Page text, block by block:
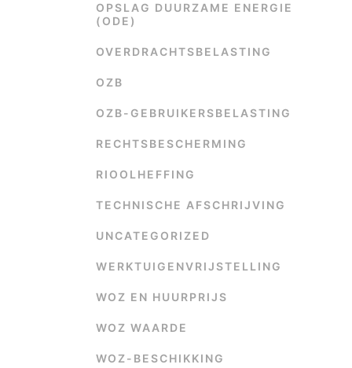
OPSLAG DUURZAME ENERGIE
(ODE)
OVERDRACHTSBELASTING
OZB
OZB-GEBRUIKERSBELASTING
RECHTSBESCHERMING
RIOOLHEFFING
TECHNISCHE AFSCHRIJVING
UNCATEGORIZED
WERKTUIGENVRIJSTELLING
WOZ EN HUURPRIJS
WOZ WAARDE
WOZ-BESCHIKKING